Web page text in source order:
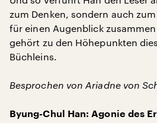
zum Denken, sondern auch
für einen Augenblick
gehört zu den Höhepunkten
Büchleins.
Besprochen von Ariadne von
Byung-Chul Han: Agonie des